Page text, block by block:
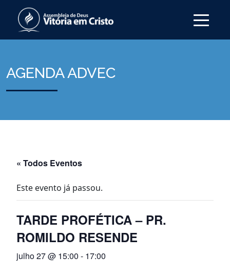
AGENDA ADVEC
« Todos Eventos
Este evento já passou.
TARDE PROFÉTICA – PR.
ROMILDO RESENDE
julho 27 @ 15:00 - 17:00